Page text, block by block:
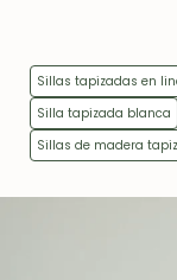
Sillas tapizadas en
Silla tapizada blanca
Sillas de madera